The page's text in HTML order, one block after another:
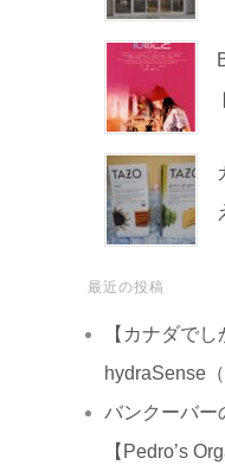
最近の投稿
【カナダでし
hydraSense
バンクーバー
【Pedro’s